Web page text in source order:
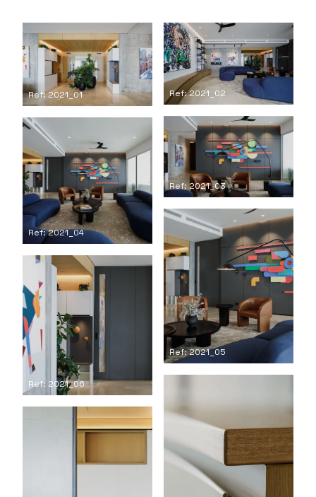
Ref: 2021_01 Ref: 2021_02
Ref: 2021_03
Ref: 2021_04
Ref: 2021_05
Ref: 2021_06